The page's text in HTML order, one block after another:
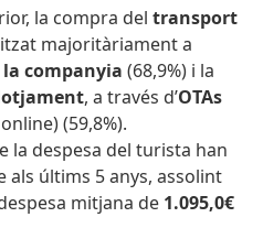
la compra deltransport
majoritàriament a
la companyia(68,9%) i la
, a través d’OTAs
(59,8%).
la despesa del turista han
als últims 5 anys, assolint
mitjana de 1.095,0€